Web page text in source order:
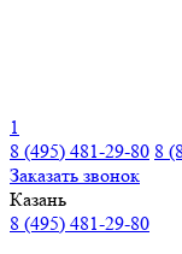
1
8 (495) 481-29-80 8
Заказать звонок
Казань
8 (495) 481-29-80